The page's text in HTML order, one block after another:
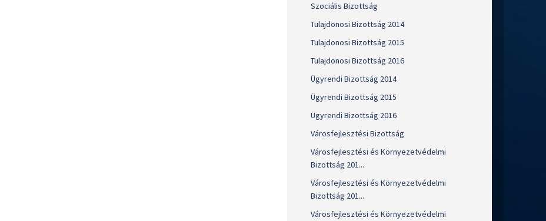
Szociális Bizottság
Tulajdonosi Bizottság 2014
Tulajdonosi Bizottság 2015
Tulajdonosi Bizottság 2016
Ügyrendi Bizottság 2014
Ügyrendi Bizottság 2015
Ügyrendi Bizottság 2016
Városfejlesztési Bizottság
Városfejlesztési és Környezetvédelmi
Bizottság 201...
Városfejlesztési és Környezetvédelmi
Bizottság 201...
Városfejlesztési és Környezetvédelmi